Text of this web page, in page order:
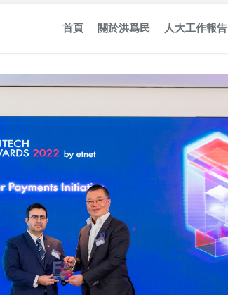
首頁 關於洪爲民 人大工作報告